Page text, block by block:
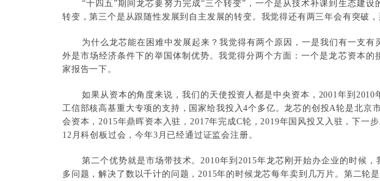
“十四五”期间龙芯要努力完成“三个转变”，一个是从技术补课到生态建
转变，第三个是从跟随性发展到自主发展的转变。我觉得还有两三年会有突破
为什么龙芯能在困难中发展起来？我觉得有两个原因，一是我们有一支
外是市场经济条件下的举国体制优势。我觉得分两个方面：一个是龙芯资本
家报告一下。
如果从资本的角度来说，我们的天使投资人都是中央资本，2001年到2010
工信部核高基重大专项的支持，国家给我投入4个多亿。龙芯的创投A轮是北京
会资本，2015年鼎晖资本入驻，2017年完成C轮，2019年国风投又入驻，下一
12月科创板过会，今年3月已经通过证监会注册。
第二个优势就是市场带技术。2010年到2015年龙芯刚开始办企业的时候
多问题，解决了数以千计的问题，2015年的时候龙芯每年卖到几万片。第二轮